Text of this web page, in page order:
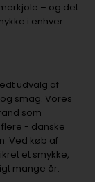
– og det
i enhver
udvalg af
smag. Vores
som
- danske
Ved køb af
et smykke,
mange år.